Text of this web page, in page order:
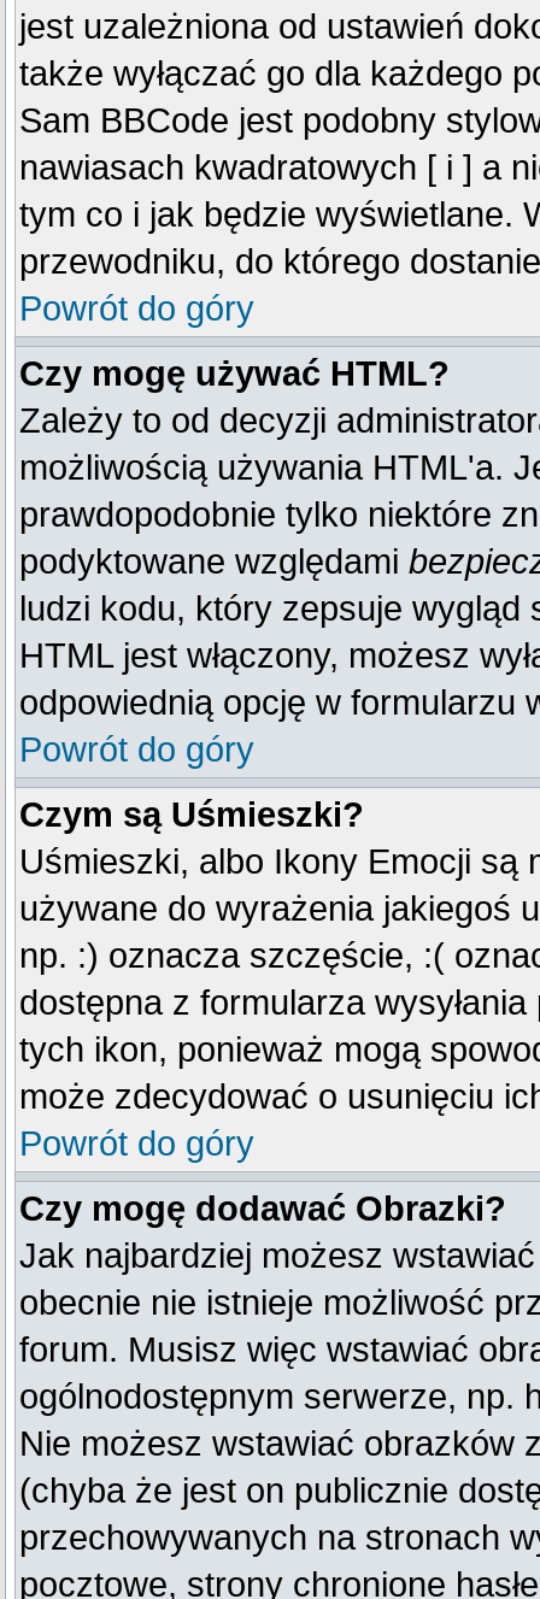
jest uzależniona od ustawień
także wyłączać go dla każdego
Sam BBCode jest podobny
nawiasach kwadratowych [ i ] a
tym co i jak będzie wyświetlane.
przewodniku, do którego
Powrót do góry
Czy mogę używać HTML?
Zależy to od decyzji
możliwością używania HTML'a.
prawdopodobnie tylko niektóre
podyktowane względami
ludzi kodu, który zepsuje wygląd
HTML jest włączony, możesz
odpowiednią opcję w formularzu
Powrót do góry
Czym są Uśmieszki?
Uśmieszki, albo Ikony Emocji są
używane do wyrażenia jakiegoś
np. :) oznacza szczęście, :(
dostępna z formularza
tych ikon, ponieważ mogą
może zdecydować o usunięciu
Powrót do góry
Czy mogę dodawać Obrazki?
Jak najbardziej możesz
obecnie nie istnieje możliwość
forum. Musisz więc wstawiać
ogólnodostępnym serwerze, np.
Nie możesz wstawiać obrazków
(chyba że jest on publicznie
przechowywanych na stronach
pocztowe, strony chronione